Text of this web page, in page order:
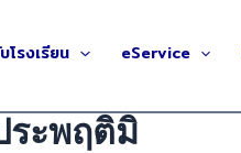
โรงเรียน eService
ระพฤติมิ